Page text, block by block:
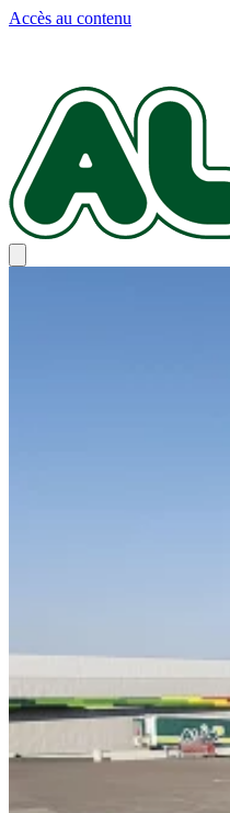
Accès au contenu
Panneau de gestion des cookies